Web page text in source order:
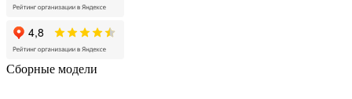
Сборные модели